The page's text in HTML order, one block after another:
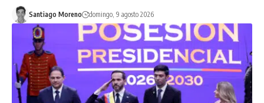
Santiago Moreno domingo, 9 agosto 2026